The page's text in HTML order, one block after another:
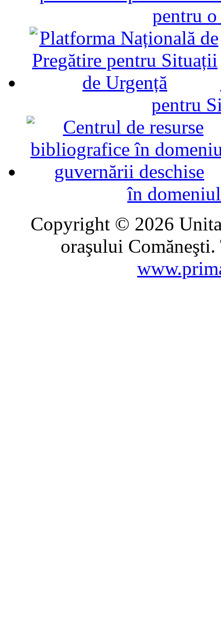
pentru
pentru
în
Copyright © 2026
oraşului